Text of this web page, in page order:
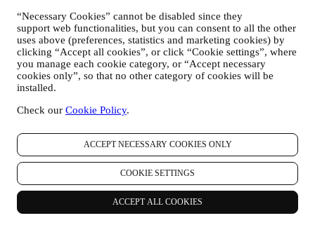
“Necessary Cookies” cannot be disabled since they
support web functionalities, but you can consent to all the other
uses above (preferences, statistics and marketing cookies) by
clicking “Accept all cookies”, or click “Cookie settings”, where
you manage each cookie category, or “Accept necessary
cookies only”, so that no other category of cookies will be
installed.
Check our Cookie Policy.
ACCEPT NECESSARY COOKIES ONLY
COOKIE SETTINGS
ACCEPT ALL COOKIES
ondersteuning te bieden en informatie over onze producten te
sturen. Dit kanaal is niet gericht op de verkoop van onze
producten. Er worden geen creditcardgegevens of andere
gevoelige informatie gevraagd via WhatsApp. U kunt meer te
weten komen over de voorwaarden en garanties van
WhatsApp voor de internationale overdracht van uw
gegevens op https://www.whatsapp.com/legal/privacy-policy-
eea. U kunt uw rechten inzake gegevensbescherming
uitoefenen, waaronder het herroepen/uitschrijven en het
wissen van de gegevens, door contact op te nemen met uw
winkel of via. Het bewaren van gegevens door WhatsApp
wordt behandeld in het privacybeleid van de app; Le Creuset
zal dergelijke informatie na 1 (één) jaar vverwijderen.
4. HOE WORDEN UW GEGEVENS BESCHERMD?
Beveiliging
- Wij hechten veel belang aan de beveiliging van de